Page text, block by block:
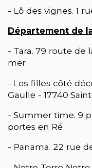
- Lô des vignes. 1
Département de
- Tara. 79 route de
mer
- Les filles côté
Gaulle - 17740
- Summer time. 9
portes en Ré
- Panama. 22 rue